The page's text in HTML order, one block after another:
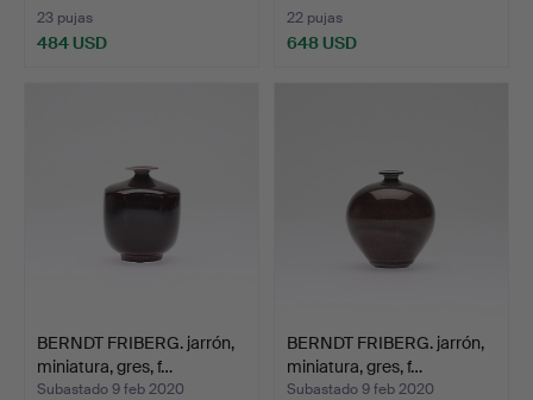
23 pujas
484 USD
22 pujas
648 USD
BERNDT FRIBERG. jarrón,
miniatura, gres, f…
Subastado 9 feb 2020
BERNDT FRIBERG. jarrón,
miniatura, gres, f…
Subastado 9 feb 2020